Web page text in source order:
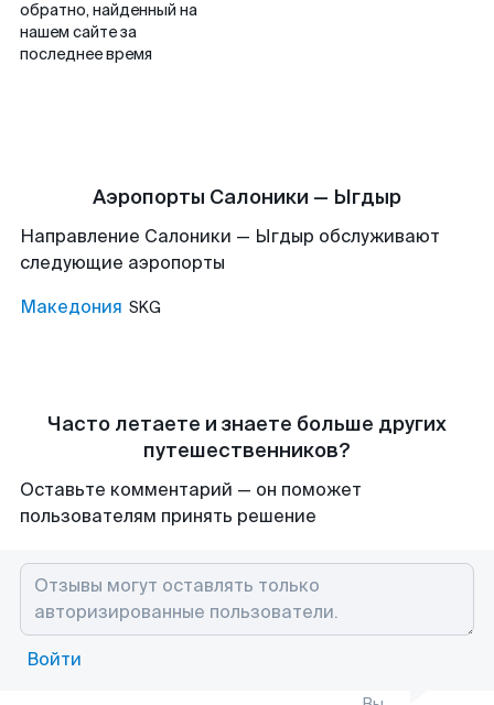
обратно, найденный на
нашем сайте за
последнее время
Аэропорты Салоники — Ыгдыр
Направление Салоники — Ыгдыр обслуживают
следующие аэропорты
Македония SKG
Часто летаете и знаете больше других
путешественников?
Оставьте комментарий — он поможет
пользователям принять решение
Войти